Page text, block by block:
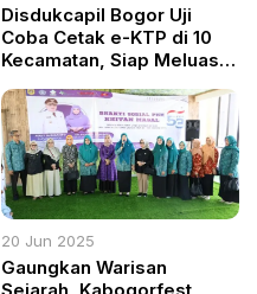
Disdukcapil Bogor Uji
Coba Cetak e-KTP di 10
Kecamatan, Siap Meluas
2026
20 Jun 2025
Gaungkan Warisan